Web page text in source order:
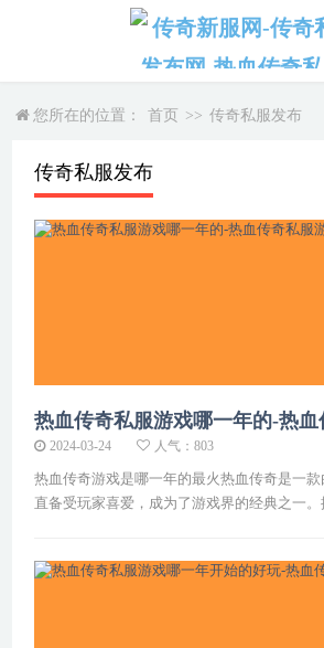
您所在的位置： 首页 >> 传奇私服发布
传奇私服发布
热血传奇私服游戏哪一年的-热
2024-03-24 人气：803
热血传奇游戏是哪一年的最火热血传奇是一
直备受玩家喜爱，成为了游戏界的经典之一